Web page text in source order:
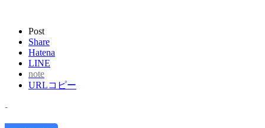
Post
Share
Hatena
LINE
note
URLコピー
-